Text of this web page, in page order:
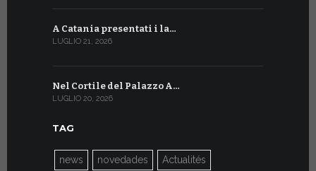
A Catania presentati i la…
LUGLIO 21, 2026
Nel Cortile del Palazzo A…
LUGLIO 20, 2026
TAG
news novedades Actualités